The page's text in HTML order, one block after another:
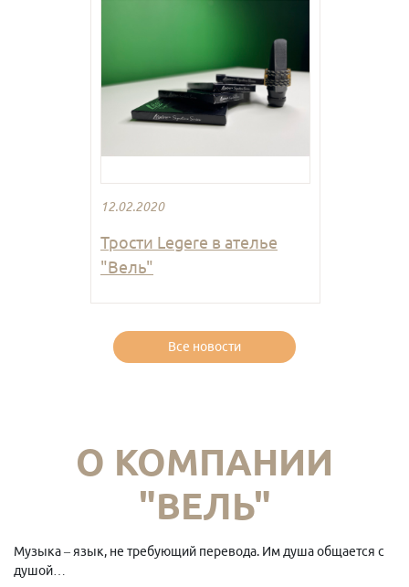
12.02.2020
Трости Legere в ателье
"Вель"
Все новости
О КОМПАНИИ
"ВЕЛЬ"
Музыка – язык, не требующий перевода. Им душа общается с
душой…